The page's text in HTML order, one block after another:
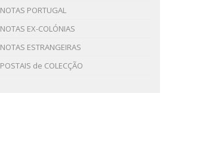
NOTAS PORTUGAL
NOTAS EX-COLÓNIAS
NOTAS ESTRANGEIRAS
POSTAIS de COLECÇÃO